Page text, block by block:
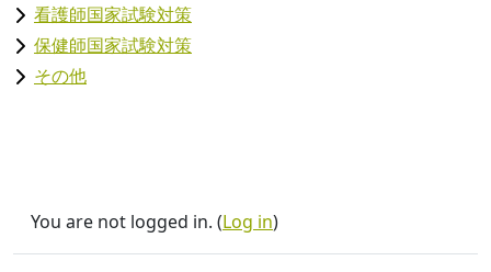
看護師国家試験対策
保健師国家試験対策
その他
You are not logged in. (Log in)